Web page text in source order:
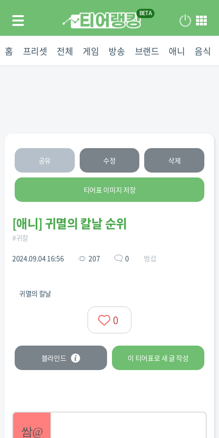
홈 프리셋 전체 게임 방송 브랜드 애니 음식
공유 수정 삭제
티어표 이미지 저장
[애니] 귀멸의 칼날 순위
#귀칼
2024.09.04 16:56 207 0 범섭
귀멸의 칼날
0
블라인드 이 티어표로 새 글 작성
쌈@